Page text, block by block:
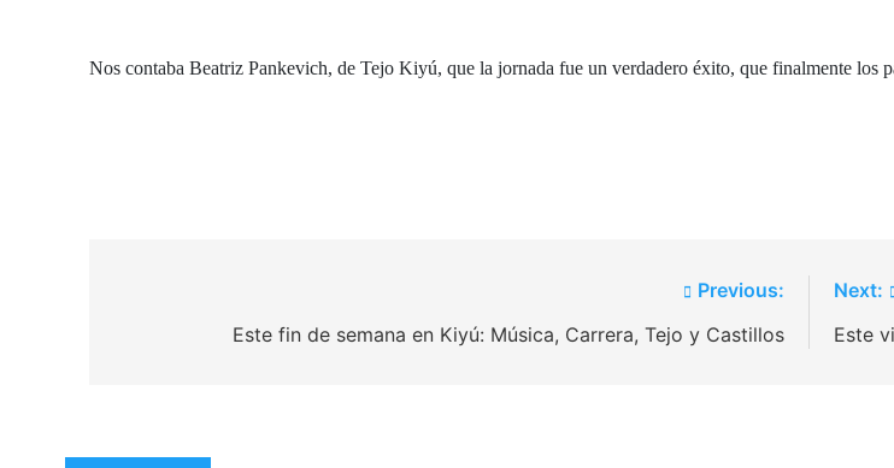
Nos contaba Beatriz Pankevich, de Tejo Kiyú, que la jornada fue un verdadero éxito, que finalmente los
Previous:
Este fin de semana en Kiyú: Música, Carrera, Tejo y Castillos
Next:
Este